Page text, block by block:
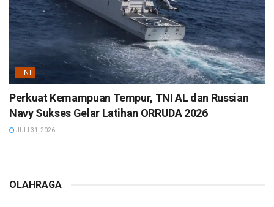
TNI
Perkuat Kemampuan Tempur, TNI AL dan Russian
Navy Sukses Gelar Latihan ORRUDA 2026
JULI 31, 2026
OLAHRAGA